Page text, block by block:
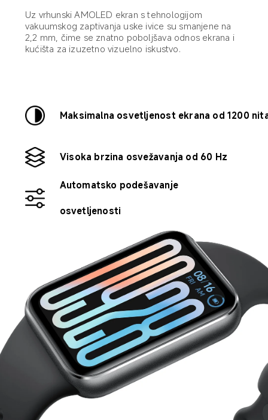
Uz vrhunski AMOLED ekran s tehnologijom
vakuumskog zaptivanja uske ivice su smanjene na
2,2 mm, čime se znatno poboljšava odnos ekrana i
kućišta za izuzetno vizuelno iskustvo.
Maksimalna osvetljenost ekrana od 1200
Visoka brzina osvežavanja od 60 Hz
Automatsko podešavanje
osvetljenosti